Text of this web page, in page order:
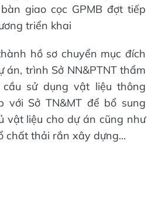
giao cọc GPMB đợt tiếp
triển khai
hồ sơ chuyển mục đích
án, trình Sở NN&PTNT thẩm
sử dụng vật liệu thông
với Sở TN&MT để bổ sung
vật liệu cho dự án cũng như
chất thải rắn xây dựng...